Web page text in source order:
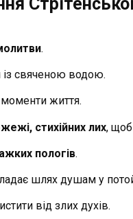
.
із свяченою водою.
життя.
стихійних лих, щоб
пологів.
шлях душам у
від злих духів.